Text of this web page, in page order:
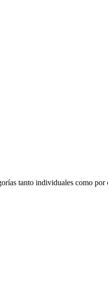
tanto individuales como por